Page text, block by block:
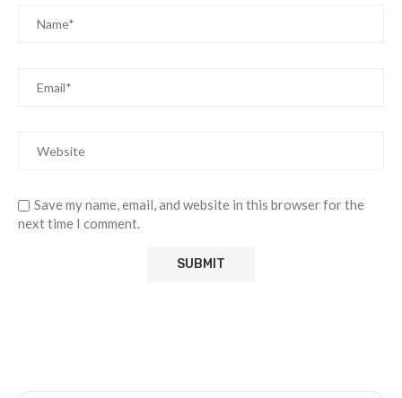
Save my name, email, and website in this browser for the
next time I comment.